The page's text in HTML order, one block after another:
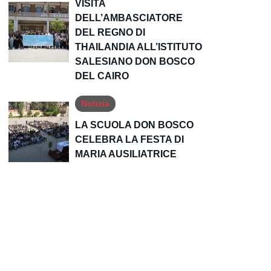
VISITA
DELL’AMBASCIATORE
DEL REGNO DI
THAILANDIA ALL’ISTITUTO
SALESIANO DON BOSCO
DEL CAIRO
Notizia
LA SCUOLA DON BOSCO
CELEBRA LA FESTA DI
MARIA AUSILIATRICE